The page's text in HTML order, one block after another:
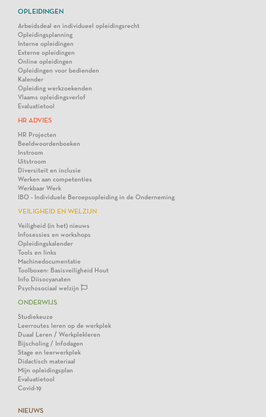
OPLEIDINGEN
Arbeidsdeal en individueel opleidingsrecht
Opleidingsplanning
Interne opleidingen
Externe opleidingen
Online opleidingen
Opleidingen voor bedienden
Kalender
Opleiding werkzoekenden
Vlaams opleidingsverlof
Evaluatietool
HR ADVIES
HR Projecten
Beeldwoordenboeken
Instroom
Uitstroom
Diversiteit en inclusie
Werken aan competenties
Werkbaar Werk
IBO - Individuele Beroepsopleiding in de Onderneming
VEILIGHEID EN WELZIJN
Veiligheid (in het) nieuws
Infosessies en workshops
Opleidingskalender
Tools en links
Machinedocumentatie
Toolboxen: Basisveiligheid Hout
Info Diisocyanaten
Psychosociaal welzijn
ONDERWIJS
Studiekeuze
Leerroutes leren op de werkplek
Duaal Leren / Werkplekleren
Bijscholing / Infodagen
Stage en leerwerkplek
Didactisch materiaal
Mijn opleidingsplan
Evaluatietool
Covid-19
NIEUWS